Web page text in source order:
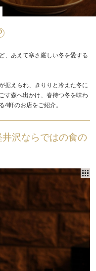
、あえて寒さ厳しい冬を愛する
据えられ、きりりと冷えた冬に
す森へ出かけ、春待つ冬を味わ
4軒のお店をご紹介。
沢ならではの食の